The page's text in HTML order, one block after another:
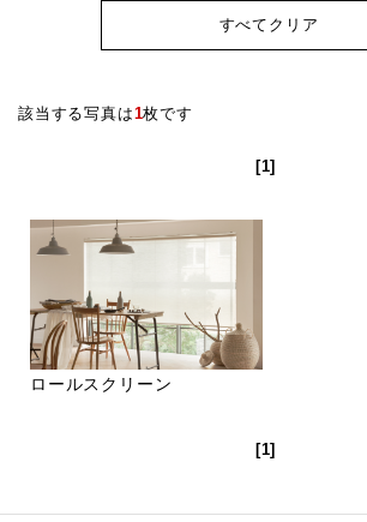
すべてクリア
該当する写真は1枚です
[1]
ロールスクリーン
[1]